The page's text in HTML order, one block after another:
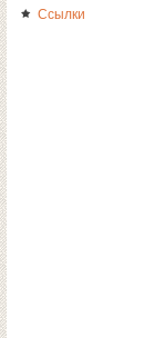
Ссылки